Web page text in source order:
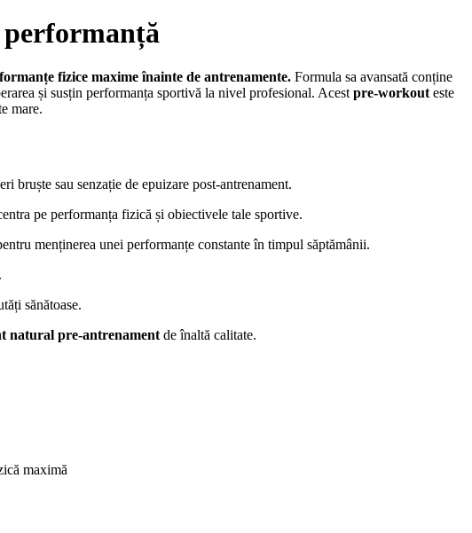
performanță
fizice maxime înainte de antrenamente. Formula sa avansată conține
și susțin performanța sportivă la nivel profesional. Acest pre-workout este
mare.
bruște sau senzație de epuizare post-antrenament.
pe performanța fizică și obiectivele tale sportive.
menținerea unei performanțe constante în timpul săptămânii.
sănătoase.
natural pre-antrenament de înaltă calitate.
maximă